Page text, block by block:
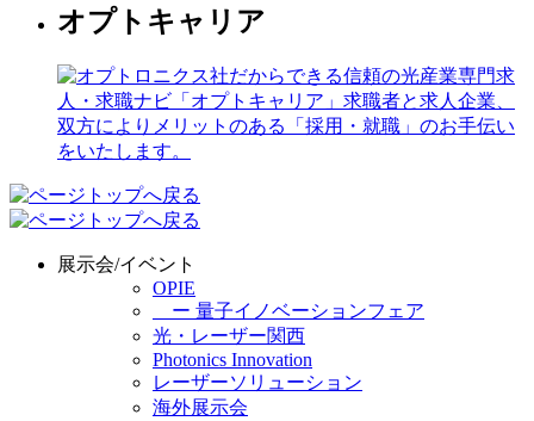
オプトキャリア
展示会/イベント
OPIE
ー 量子イノベーションフェア
光・レーザー関西
Photonics Innovation
レーザーソリューション
海外展示会